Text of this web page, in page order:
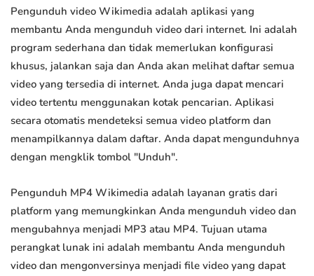
Pengunduh video Wikimedia adalah aplikasi yang
membantu Anda mengunduh video dari internet. Ini adalah
program sederhana dan tidak memerlukan konfigurasi
khusus, jalankan saja dan Anda akan melihat daftar semua
video yang tersedia di internet. Anda juga dapat mencari
video tertentu menggunakan kotak pencarian. Aplikasi
secara otomatis mendeteksi semua video platform dan
menampilkannya dalam daftar. Anda dapat mengunduhnya
dengan mengklik tombol "Unduh".
Pengunduh MP4 Wikimedia adalah layanan gratis dari
platform yang memungkinkan Anda mengunduh video dan
mengubahnya menjadi MP3 atau MP4. Tujuan utama
perangkat lunak ini adalah membantu Anda mengunduh
video dan mengonversinya menjadi file video yang dapat